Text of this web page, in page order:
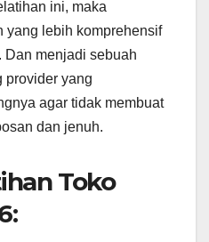
ini, maka
yang lebih komprehensif
Dan menjadi sebuah
provider yang
agar tidak membuat
dan jenuh.
Toko